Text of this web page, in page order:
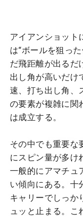
アイアンショット
は“ボールを狙っ
だ飛距離が出るだ
出し角が高いだけ
速、打ち出し角、
の要素が複雑に関
は成立する。
その中でも重要な
にスピン量が多け
一般的にアマチュ
い傾向にある。十
キャリーでしっか
ュッと止まる。こ